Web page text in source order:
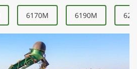
6170M 6190M